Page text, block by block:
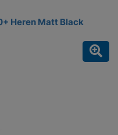
Heren Matt Black